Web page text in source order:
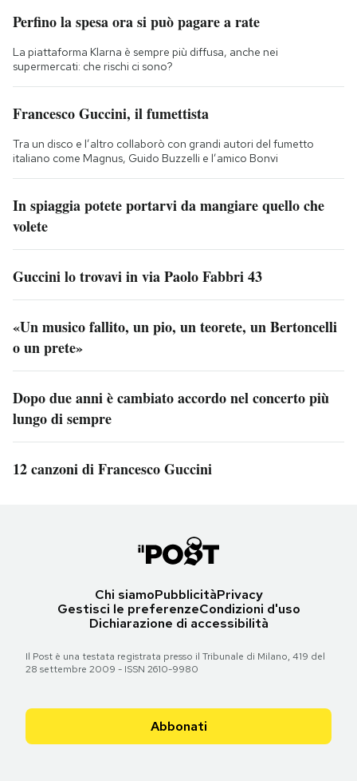
Perfino la spesa ora si può pagare a rate
La piattaforma Klarna è sempre più diffusa, anche nei
supermercati: che rischi ci sono?
Francesco Guccini, il fumettista
Tra un disco e l’altro collaborò con grandi autori del fumetto
italiano come Magnus, Guido Buzzelli e l’amico Bonvi
In spiaggia potete portarvi da mangiare quello che
volete
Guccini lo trovavi in via Paolo Fabbri 43
«Un musico fallito, un pio, un teorete, un Bertoncelli
o un prete»
Dopo due anni è cambiato accordo nel concerto più
lungo di sempre
12 canzoni di Francesco Guccini
Chi siamoPubblicitàPrivacy
Gestisci le preferenzeCondizioni d'uso
Dichiarazione di accessibilità
Il Post è una testata registrata presso il Tribunale di Milano, 419 del
28 settembre 2009 - ISSN 2610-9980
Abbonati